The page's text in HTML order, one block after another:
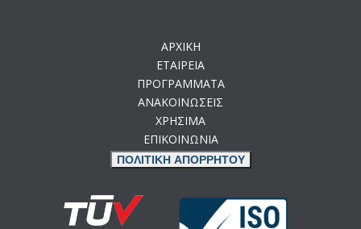
ΑΡΧΙΚΗ
ΕΤΑΙΡΕΙΑ
ΠΡΟΓΡΑΜΜΑΤΑ
ΑΝΑΚΟΙΝΩΣΕΙΣ
ΧΡΗΣΙΜΑ
ΕΠΙΚΟΙΝΩΝΙΑ
ΠΟΛΙΤΙΚΗ ΑΠΟΡΡΗΤΟΥ